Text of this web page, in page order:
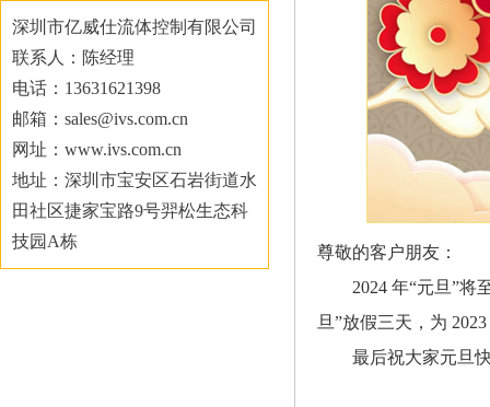
深圳市亿威仕流体控制有限公司
联系人：陈经理
电话：13631621398
邮箱：sales@ivs.com.cn
网址：www.ivs.com.cn
地址：深圳市宝安区石岩街道水
田社区捷家宝路9号羿松生态科
技园A栋
尊敬的客户朋友：
2024 年“元旦”将
旦”放假三天，为
最后祝大家元旦